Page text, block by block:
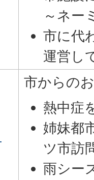
～ネー
市に代
運営し
市からの
熱中症
姉妹都
ツ市訪
雨シー